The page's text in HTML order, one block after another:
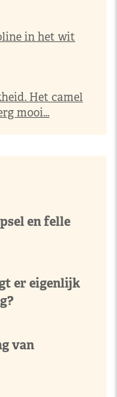
in het wit
Het camel
mooi...
en felle
er eigenlijk
van